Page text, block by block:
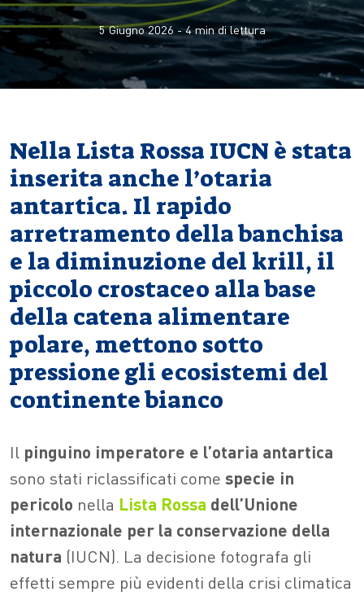
5 Giugno 2026 -4min di lettura
Nella Lista Rossa IUCN è stata
inserita anche l’otaria
antartica. Il rapido
arretramento della banchisa
e la diminuzione del krill, il
piccolo crostaceo alla base
della catena alimentare
polare, mettono sotto
pressione gli ecosistemi del
continente bianco
Il pinguino imperatore e l’otaria antartica
sono stati riclassificati come specie in
pericolo nella Lista Rossa dell’Unione
internazionale per la conservazione della
natura (IUCN). La decisione fotografa gli
effetti sempre più evidenti della crisi climatica